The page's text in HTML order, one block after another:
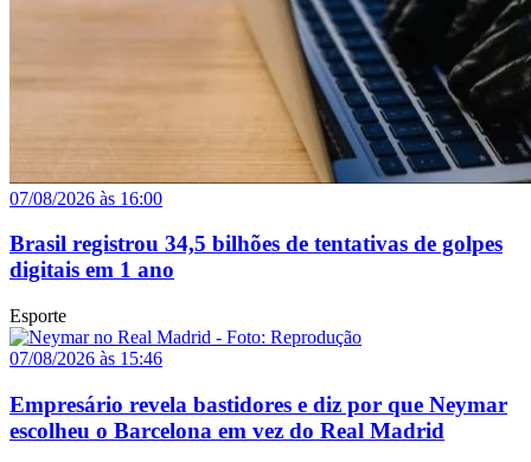
07/08/2026 às 16:00
Brasil registrou 34,5 bilhões de tentativas de golpes
digitais em 1 ano
Esporte
07/08/2026 às 15:46
Empresário revela bastidores e diz por que Neymar
escolheu o Barcelona em vez do Real Madrid